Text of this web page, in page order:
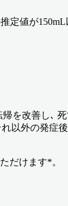
値が
を改善し､
以外の発症
だけます*。